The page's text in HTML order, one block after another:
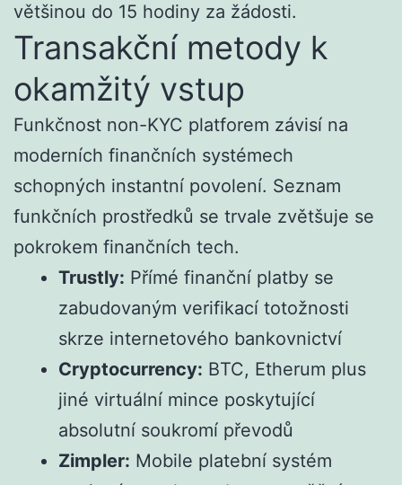
většinou do 15 hodiny za žádosti.
Transakční metody k
okamžitý vstup
Funkčnost non-KYC platforem závisí na
moderních finančních systémech
schopných instantní povolení. Seznam
funkčních prostředků se trvale zvětšuje se
pokrokem finančních tech.
Trustly: Přímé finanční platby se
zabudovaným verifikací totožnosti
skrze internetového bankovnictví
Cryptocurrency: BTC, Etherum plus
jiné virtuální mince poskytující
absolutní soukromí převodů
Zimpler: Mobile platební systém